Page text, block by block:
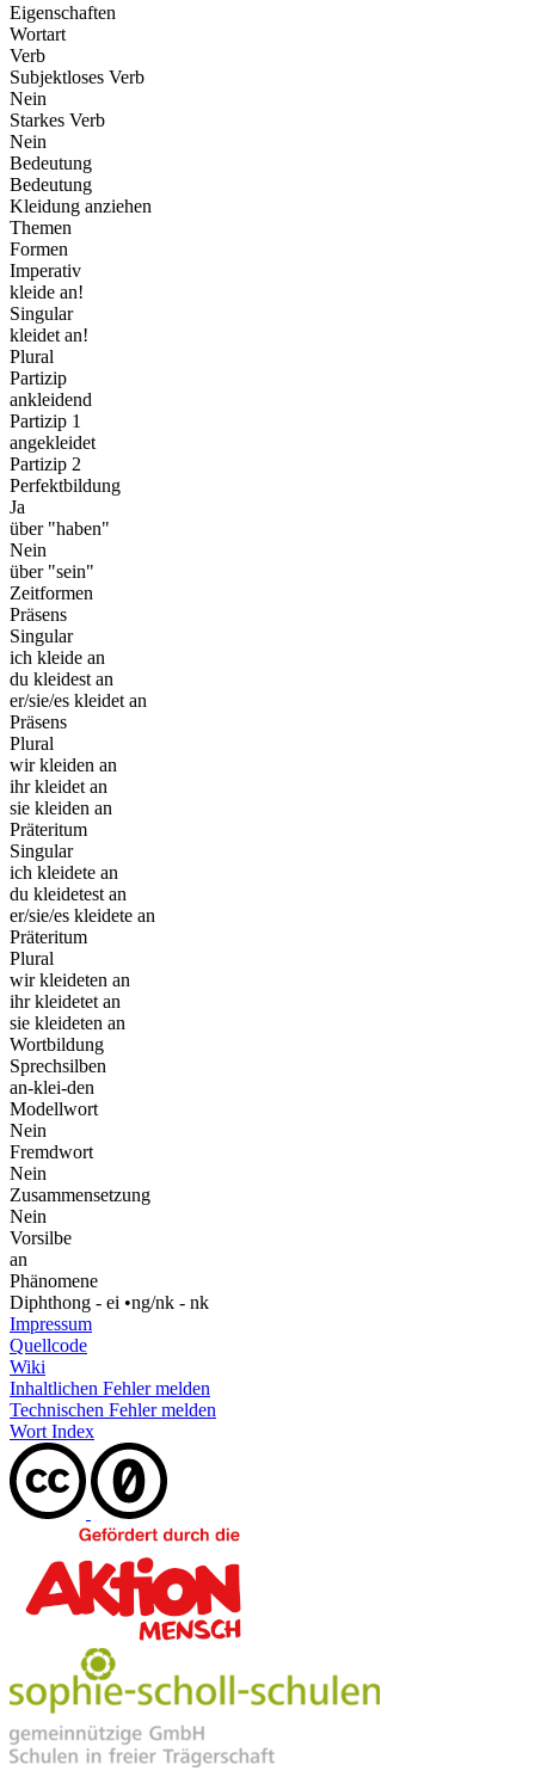
Eigenschaften
Wortart
Verb
Subjektloses Verb
Nein
Starkes Verb
Nein
Bedeutung
Bedeutung
Kleidung anziehen
Themen
Formen
Imperativ
kleide an!
Singular
kleidet an!
Plural
Partizip
ankleidend
Partizip 1
angekleidet
Partizip 2
Perfektbildung
Ja
über "haben"
Nein
über "sein"
Zeitformen
Präsens
Singular
ich kleide an
du kleidest an
er/sie/es kleidet an
Präsens
Plural
wir kleiden an
ihr kleidet an
sie kleiden an
Präteritum
Singular
ich kleidete an
du kleidetest an
er/sie/es kleidete an
Präteritum
Plural
wir kleideten an
ihr kleidetet an
sie kleideten an
Wortbildung
Sprechsilben
an-klei-den
Modellwort
Nein
Fremdwort
Nein
Zusammensetzung
Nein
Vorsilbe
an
Phänomene
Diphthong - ei •ng/nk - nk
Impressum
Quellcode
Wiki
Inhaltlichen Fehler melden
Technischen Fehler melden
Wort Index